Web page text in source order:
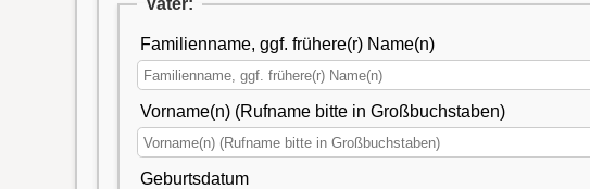
Familienname, ggf. frühere(r) Name(n)
Vorname(n) (Rufname bitte in Großbuchstaben)
Geburtsdatum